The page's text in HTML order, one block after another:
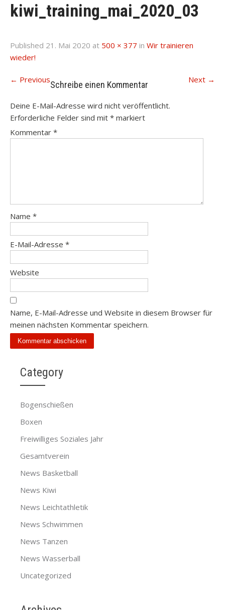
kiwi_training_mai_2020_03
Published 21. Mai 2020 at 500 × 377 in Wir trainieren
wieder!
← Previous Next →
Schreibe einen Kommentar
Deine E-Mail-Adresse wird nicht veröffentlicht.
Erforderliche Felder sind mit * markiert
Kommentar *
Name *
E-Mail-Adresse *
Website
Name, E-Mail-Adresse und Website in diesem Browser für
meinen nächsten Kommentar speichern.
Category
Bogenschießen
Boxen
Freiwilliges Soziales Jahr
Gesamtverein
News Basketball
News Kiwi
News Leichtathletik
News Schwimmen
News Tanzen
News Wasserball
Uncategorized